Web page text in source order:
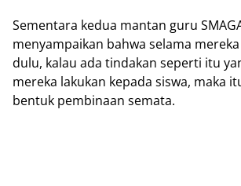
Sementara kedua mantan guru
menyampaikan bahwa selama
dulu, kalau ada tindakan seperti itu
mereka lakukan kepada siswa, maka
bentuk pembinaan semata.